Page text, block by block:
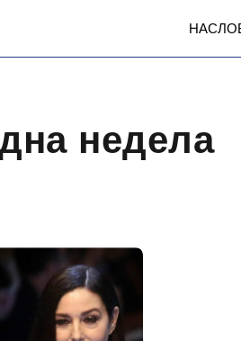
недела